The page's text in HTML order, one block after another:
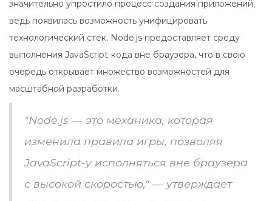
значительно упростило процесс создания приложений,
ведь появилась возможность унифицировать
технологический стек. Node.js предоставляет среду
выполнения JavaScript-кода вне браузера, что в свою
очередь открывает множество возможностей для
масштабной разработки.
"Node.js — это механика, которая
изменила правила игры, позволяя
JavaScript-у исполняться вне браузера
с высокой скоростью," — утверждает